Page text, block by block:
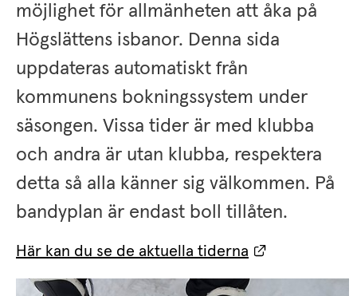
möjlighet för allmänheten att åka på
Högslättens isbanor. Denna sida
uppdateras automatiskt från
kommunens bokningssystem under
säsongen. Vissa tider är med klubba
och andra är utan klubba, respektera
detta så alla känner sig välkommen. På
bandyplan är endast boll tillåten.
Här kan du se de aktuella tiderna Länk till